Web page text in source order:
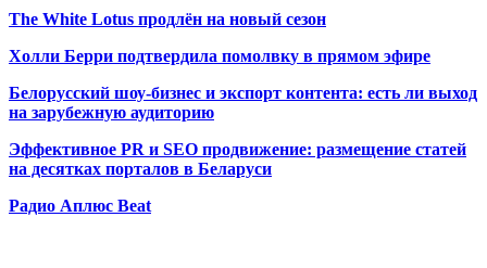
The White Lotus продлён на новый сезон
Холли Берри подтвердила помолвку в прямом эфире
Белорусский шоу-бизнес и экспорт контента: есть ли выход
на зарубежную аудиторию
Эффективное PR и SEO продвижение: размещение статей
на десятках порталов в Беларуси
Радио Аплюс Beat